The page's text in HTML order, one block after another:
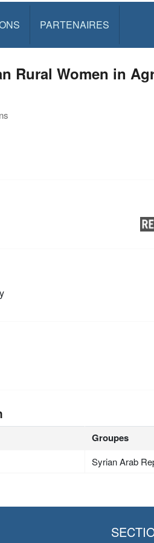
PARTENAIRES
Rural Women in
Groupes
Syrian Arab